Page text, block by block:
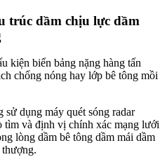
trúc dầm chịu lực dầm
kiện biển bảng nặng hàng tấn
chống nóng hay lớp bê tông mồi
dụng máy quét sóng radar
tìm và định vị chính xác mạng lưới
lòng dầm bê tông dầm mái dầm